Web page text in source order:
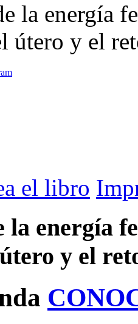
la energía
útero y el
el libro
la energía
y el